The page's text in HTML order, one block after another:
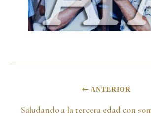
ANTERIOR